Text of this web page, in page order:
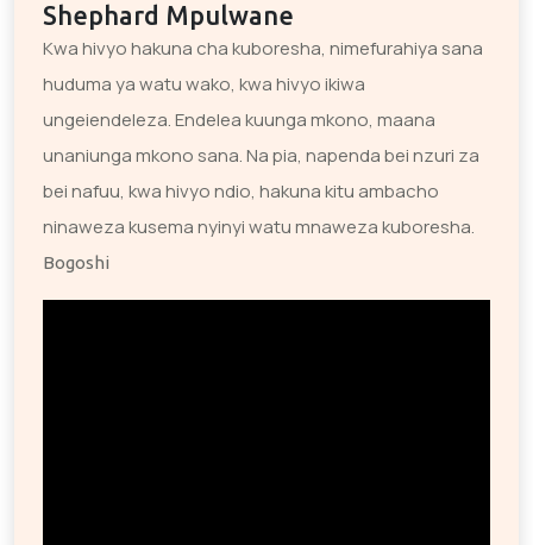
Shephard Mpulwane
Kwa hivyo hakuna cha kuboresha, nimefurahiya sana
huduma ya watu wako, kwa hivyo ikiwa
ungeiendeleza. Endelea kuunga mkono, maana
unaniunga mkono sana. Na pia, napenda bei nzuri za
bei nafuu, kwa hivyo ndio, hakuna kitu ambacho
ninaweza kusema nyinyi watu mnaweza kuboresha.
Bogoshi